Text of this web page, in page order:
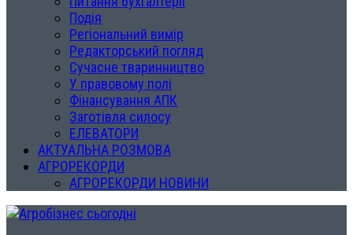
Подія
Регіональний вимір
Редакторський погляд
Сучасне тваринництво
У правовому полі
Фінансування АПК
Заготівля силосу
ЕЛЕВАТОРИ
АКТУАЛЬНА РОЗМОВА
АГРОРЕКОРДИ
АГРОРЕКОРДИ НОВИНИ